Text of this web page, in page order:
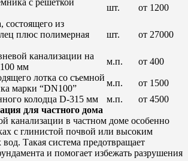
с решеткой
шт.
от 1200
состоящего из
плюс полимерная
шт. от 27000
канализации на
мм
м.п.
от 400
лотка со съемной
марки “DN100”
м.п.
от 1500
колодца D-315 мм
м.п.
от 4500
для частного дома
канализации в частном доме особенно
с глинистой почвой или высоким
Такая система предотвращает
и помогает избежать разрушения